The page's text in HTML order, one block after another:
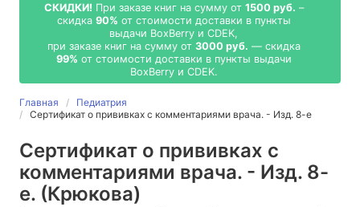
СКИДКИ! При заказе книг на сумму от 1500 руб. –
скидка 90% от стоимости доставки в пункты
выдачи BoxBerry и CDEK,
при заказе книг на сумму от 3000 руб. — скидка
99% от стоимости доставки в пункты выдачи
BoxBerry и CDEK.
Главная
Педиатрия
Сертификат о прививках с комментариями врача. - Изд. 8-е
Сертификат о прививках с
комментариями врача. - Изд. 8-
е. (Крюкова)